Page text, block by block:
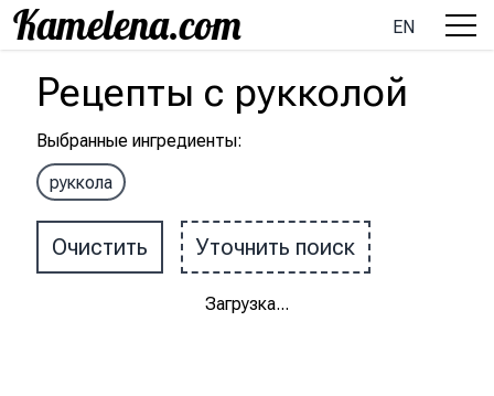
EN
Рецепты с рукколой
Выбранные ингредиенты:
руккола
Очистить Уточнить поиск
Загрузка...